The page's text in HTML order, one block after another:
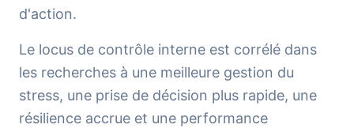
d'action.
Le locus de contrôle interne est corrélé dans
les recherches à une meilleure gestion du
stress, une prise de décision plus rapide, une
résilience accrue et une performance